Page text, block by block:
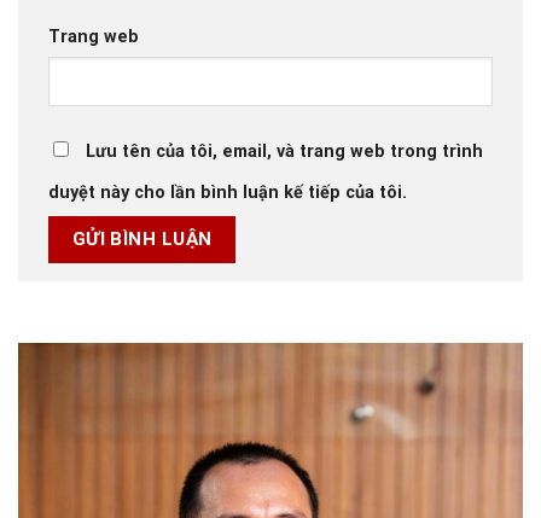
Trang web
Lưu tên của tôi, email, và trang web trong trình
duyệt này cho lần bình luận kế tiếp của tôi.